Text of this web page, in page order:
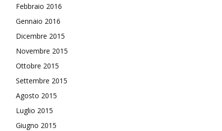
Febbraio 2016
Gennaio 2016
Dicembre 2015
Novembre 2015
Ottobre 2015
Settembre 2015
Agosto 2015
Luglio 2015
Giugno 2015